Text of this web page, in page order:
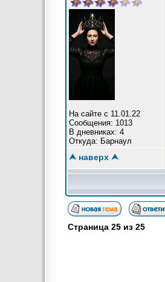
На сайте с 11.01.22
Сообщения: 1013
В дневниках: 4
Откуда: Барнаул
⮝ наверх ⮝
Страница 25 из 25